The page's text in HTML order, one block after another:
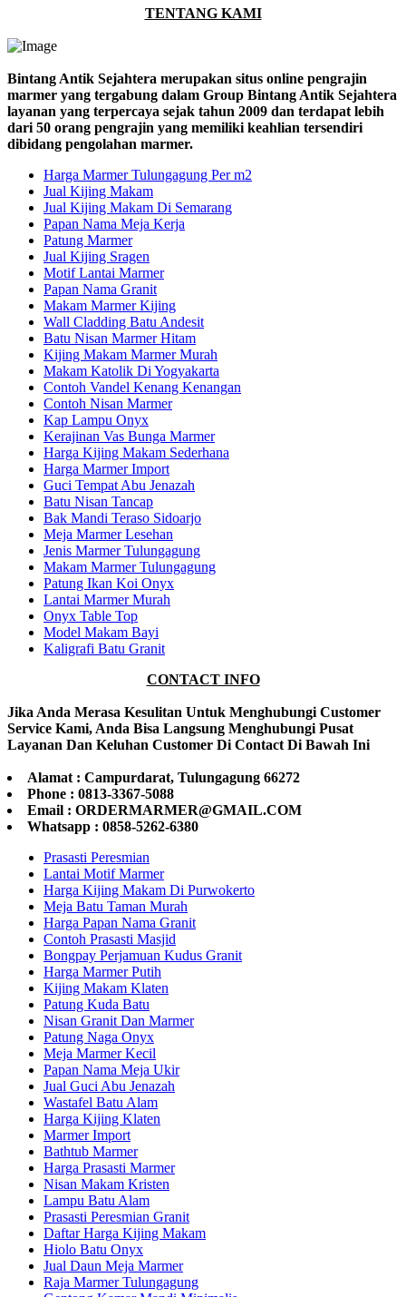
TENTANG KAMI
Bintang Antik Sejahtera merupakan situs online pengrajin
marmer yang tergabung dalam Group Bintang Antik Sejahtera
layanan yang terpercaya sejak tahun 2009 dan terdapat lebih
dari 50 orang pengrajin yang memiliki keahlian tersendiri
dibidang pengolahan marmer.
Harga Marmer Tulungagung Per m2
Jual Kijing Makam
Jual Kijing Makam Di Semarang
Papan Nama Meja Kerja
Patung Marmer
Jual Kijing Sragen
Motif Lantai Marmer
Papan Nama Granit
Makam Marmer Kijing
Wall Cladding Batu Andesit
Batu Nisan Marmer Hitam
Kijing Makam Marmer Murah
Makam Katolik Di Yogyakarta
Contoh Vandel Kenang Kenangan
Contoh Nisan Marmer
Kap Lampu Onyx
Kerajinan Vas Bunga Marmer
Harga Kijing Makam Sederhana
Harga Marmer Import
Guci Tempat Abu Jenazah
Batu Nisan Tancap
Bak Mandi Teraso Sidoarjo
Meja Marmer Lesehan
Jenis Marmer Tulungagung
Makam Marmer Tulungagung
Patung Ikan Koi Onyx
Lantai Marmer Murah
Onyx Table Top
Model Makam Bayi
Kaligrafi Batu Granit
CONTACT INFO
Jika Anda Merasa Kesulitan Untuk Menghubungi Customer
Service Kami, Anda Bisa Langsung Menghubungi Pusat
Layanan Dan Keluhan Customer Di Contact Di Bawah Ini
Alamat : Campurdarat, Tulungagung 66272
Phone : 0813-3367-5088
Email : ORDERMARMER@GMAIL.COM
Whatsapp : 0858-5262-6380
Prasasti Peresmian
Lantai Motif Marmer
Harga Kijing Makam Di Purwokerto
Meja Batu Taman Murah
Harga Papan Nama Granit
Contoh Prasasti Masjid
Bongpay Perjamuan Kudus Granit
Harga Marmer Putih
Kijing Makam Klaten
Patung Kuda Batu
Nisan Granit Dan Marmer
Patung Naga Onyx
Meja Marmer Kecil
Papan Nama Meja Ukir
Jual Guci Abu Jenazah
Wastafel Batu Alam
Harga Kijing Klaten
Marmer Import
Bathtub Marmer
Harga Prasasti Marmer
Nisan Makam Kristen
Lampu Batu Alam
Prasasti Peresmian Granit
Daftar Harga Kijing Makam
Hiolo Batu Onyx
Jual Daun Meja Marmer
Raja Marmer Tulungagung